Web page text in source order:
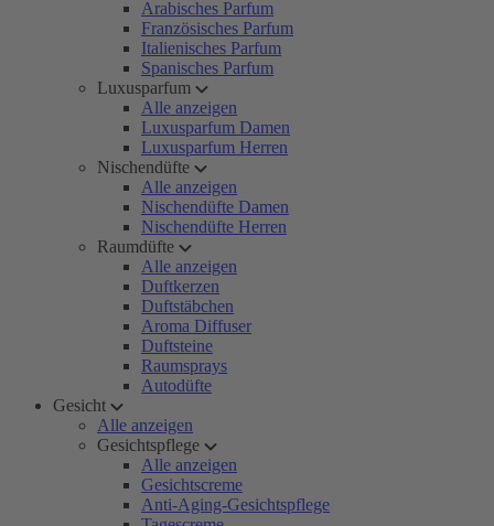
Arabisches Parfum
Französisches Parfum
Italienisches Parfum
Spanisches Parfum
Luxusparfum
Alle anzeigen
Luxusparfum Damen
Luxusparfum Herren
Nischendüfte
Alle anzeigen
Nischendüfte Damen
Nischendüfte Herren
Raumdüfte
Alle anzeigen
Duftkerzen
Duftstäbchen
Aroma Diffuser
Duftsteine
Raumsprays
Autodüfte
Gesicht
Alle anzeigen
Gesichtspflege
Alle anzeigen
Gesichtscreme
Anti-Aging-Gesichtspflege